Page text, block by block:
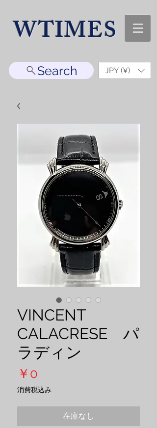
WTIMES
Search JPY (¥)
VINCENT
CALACRESE パ
ラディン
￥0
格
消費税込み
在庫なし